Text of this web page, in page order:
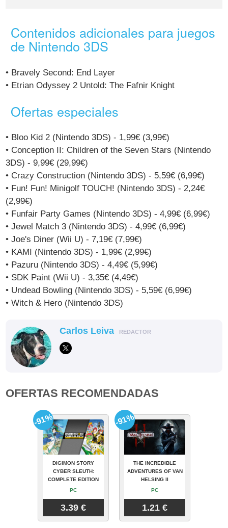
Contenidos adicionales para juegos
de Nintendo 3DS
• Bravely Second: End Layer
• Etrian Odyssey 2 Untold: The Fafnir Knight
Ofertas especiales
• Bloo Kid 2 (Nintendo 3DS) - 1,99€ (3,99€)
• Conception II: Children of the Seven Stars (Nintendo
3DS) - 9,99€ (29,99€)
• Crazy Construction (Nintendo 3DS) - 5,59€ (6,99€)
• Fun! Fun! Minigolf TOUCH! (Nintendo 3DS) - 2,24€
(2,99€)
• Funfair Party Games (Nintendo 3DS) - 4,99€ (6,99€)
• Jewel Match 3 (Nintendo 3DS) - 4,99€ (6,99€)
• Joe's Diner (Wii U) - 7,19€ (7,99€)
• KAMI (Nintendo 3DS) - 1,99€ (2,99€)
• Pazuru (Nintendo 3DS) - 4,49€ (5,99€)
• SDK Paint (Wii U) - 3,35€ (4,49€)
• Undead Bowling (Nintendo 3DS) - 5,59€ (6,99€)
• Witch & Hero (Nintendo 3DS)
Carlos Leiva REDACTOR
OFERTAS RECOMENDADAS
DIGIMON STORY
CYBER SLEUTH:
COMPLETE EDITION
PC
3.39 €
-91%
THE INCREDIBLE
ADVENTURES OF VAN
HELSING II
PC
1.21 €
-91%